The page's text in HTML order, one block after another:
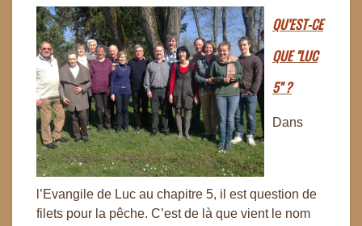
QU’EST-CE
QUE "LUC
5" ?
Dans
l’Evangile de Luc au chapitre 5, il est question de
filets pour la pêche. C’est de là que vient le nom